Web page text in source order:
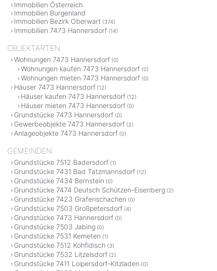
Immobilien Österreich
Immobilien Burgenland
Immobilien Bezirk Oberwart (374)
Immobilien 7473 Hannersdorf (14)
OBJEKTARTEN
Wohnungen 7473 Hannersdorf (0)
Wohnungen kaufen 7473 Hannersdorf (0)
Wohnungen mieten 7473 Hannersdorf (0)
Häuser 7473 Hannersdorf (12)
Häuser kaufen 7473 Hannersdorf (12)
Häuser mieten 7473 Hannersdorf (0)
Grundstücke 7473 Hannersdorf (0)
Gewerbeobjekte 7473 Hannersdorf (2)
Anlageobjekte 7473 Hannersdorf (0)
GEMEINDEN
Grundstücke 7512 Badersdorf (1)
Grundstücke 7431 Bad Tatzmannsdorf (12)
Grundstücke 7434 Bernstein (0)
Grundstücke 7474 Deutsch Schützen-Eisenberg (2)
Grundstücke 7423 Grafenschachen (0)
Grundstücke 7503 Großpetersdorf (4)
Grundstücke 7473 Hannersdorf (0)
Grundstücke 7503 Jabing (0)
Grundstücke 7531 Kemeten (1)
Grundstücke 7512 Kohfidisch (3)
Grundstücke 7532 Litzelsdorf (2)
Grundstücke 7411 Loipersdorf-Kitzladen (0)